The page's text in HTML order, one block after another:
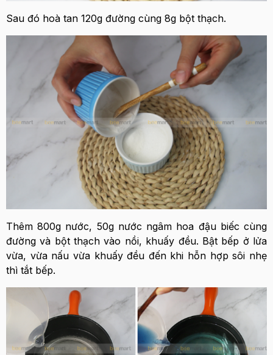
Sau đó hoà tan 120g đường cùng 8g bột thạch.
Thêm 800g nước, 50g nước ngâm hoa đậu biếc cùng
đường và bột thạch vào nồi, khuấy đều. Bật bếp ở lửa
vừa, vừa nấu vừa khuấy đều đến khi hỗn hợp sôi nhẹ
thì tắt bếp.